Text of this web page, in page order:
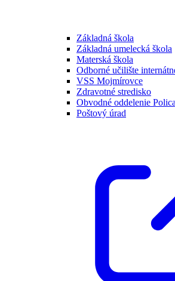
Základná škola
Základná umelecká škola
Materská škola
Odborné učilište
VSS Mojmírovce
Zdravotné stredisko
Obvodné oddelenie
Poštový úrad